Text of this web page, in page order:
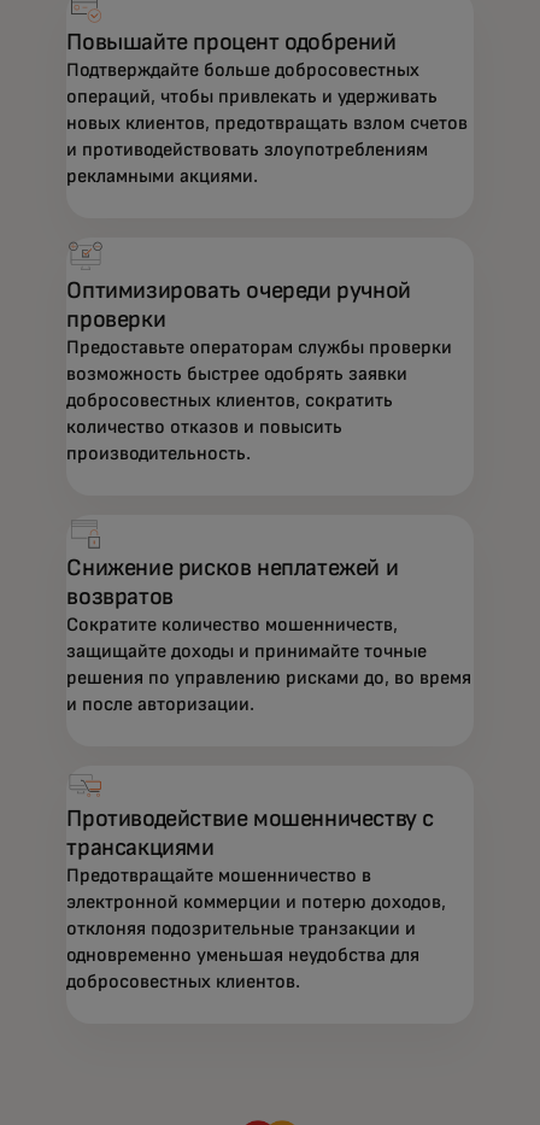
Анализ данных в режиме реального времени
помогает выявлять и предотвращать
мошенничество, укреплять доверие и
оптимизировать процесс привлечения
Повышайте процент одобрений
Подтверждайте больше добросовестных
операций, чтобы привлекать и удерживать
новых клиентов, предотвращать взлом счетов
и противодействовать злоупотреблениям
рекламными акциями.
Оптимизировать очереди ручной
проверки
Предоставьте операторам службы проверки
возможность быстрее одобрять заявки
добросовестных клиентов, сократить
количество отказов и повысить
производительность.
Снижение рисков неплатежей и
возвратов
Сократите количество мошенничеств,
защищайте доходы и принимайте точные
решения по управлению рисками до, во время
и после авторизации.
Противодействие мошенничеству с
трансакциями
Предотвращайте мошенничество в
электронной коммерции и потерю доходов,
отклоняя подозрительные транзакции и
одновременно уменьшая неудобства для
добросовестных клиентов.